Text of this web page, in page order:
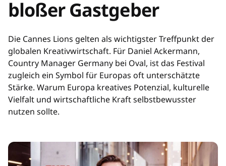
bloßer Gastgeber
Die Cannes Lions gelten als wichtigster Treffpunkt der
globalen Kreativwirtschaft. Für Daniel Ackermann,
Country Manager Germany bei Oval, ist das Festival
zugleich ein Symbol für Europas oft unterschätzte
Stärke. Warum Europa kreatives Potenzial, kulturelle
Vielfalt und wirtschaftliche Kraft selbstbewusster
nutzen sollte.